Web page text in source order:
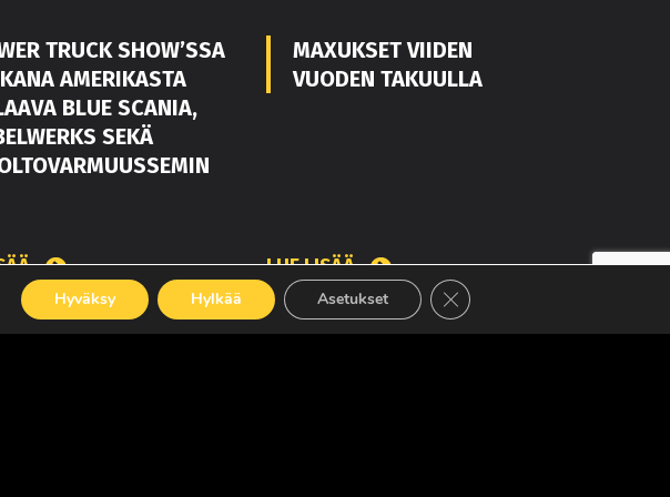
TRUCK SHOW’SSA
AMERIKASTA
BLUE SCANIA,
SEKÄ
MAXUKSET VIIDEN
VUODEN TAKUULLA
LUE LISÄÄ
Hyväksy Hylkää Asetukset Sulje evästebanneri